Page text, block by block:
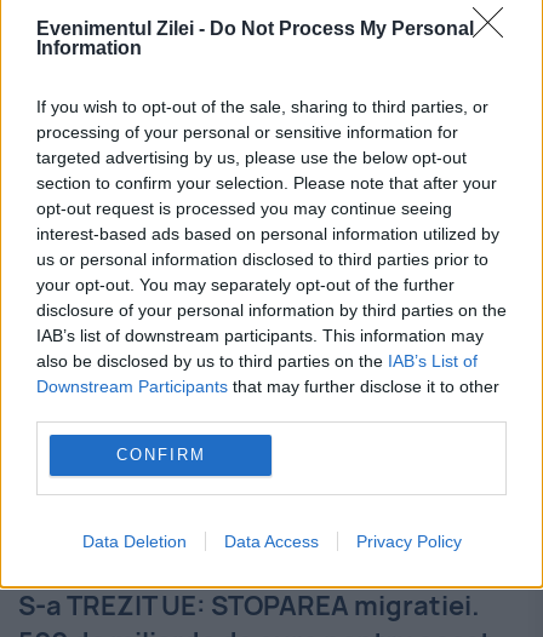
Evenimentul Zilei - Do Not Process My Personal
Information
If you wish to opt-out of the sale, sharing to third parties, or
processing of your personal or sensitive information for
targeted advertising by us, please use the below opt-out
section to confirm your selection. Please note that after your
opt-out request is processed you may continue seeing
interest-based ads based on personal information utilized by
us or personal information disclosed to third parties prior to
your opt-out. You may separately opt-out of the further
disclosure of your personal information by third parties on the
IAB’s list of downstream participants. This information may
also be disclosed by us to third parties on the IAB’s List of
Downstream Participants that may further disclose it to other
CONFIRM
Data Deletion Data Access Privacy Policy
30 NOIEMBRIE 2017
acord la Abidjan în Coasta de Fildeş pentru
a institui -un task force- pentru a proteja
vieţile migranţilor şi refugiaţilor de-a...
S-a TREZIT UE: STOPAREA migratiei.